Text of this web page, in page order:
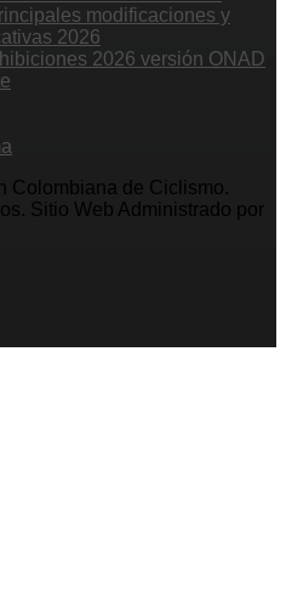
modificaciones y
2026
2026 versión ONAD
Colombiana de Ciclismo.
Sitio Web Administrado por